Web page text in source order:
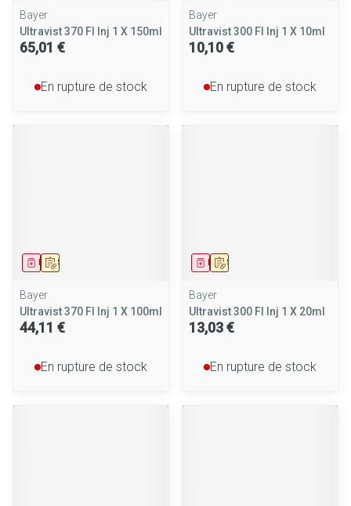
Bayer
Ultravist 370 Fl Inj 1 X 150ml
65,01 €
En rupture de stock
Bayer
Ultravist 300 Fl Inj 1 X 10ml
10,10 €
En rupture de stock
Sur prescription
Médicament
Bayer
Ultravist 370 Fl Inj 1 X 100ml
44,11 €
En rupture de stock
Sur prescription
Médicament
Bayer
Ultravist 300 Fl Inj 1 X 20ml
13,03 €
En rupture de stock